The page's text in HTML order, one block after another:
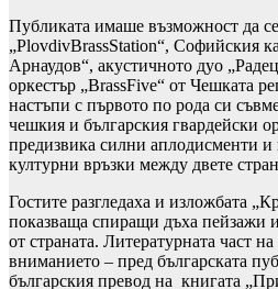
Публиката имаше възможност да
„PlovdivBrassStation“, Софийския
Арнаудов“, акустичното дуо
оркестър „BrassFive“ от Чешката
настъпи с първото по рода си
чешкия и българския гвардейски
предизвика силни аплодисменти и
културни връзки между двете
Гостите разгледаха и изложбата
показваща спиращи дъха пейзажи
от страната. Литературната част
вниманието – пред българската
българския превод на книгата